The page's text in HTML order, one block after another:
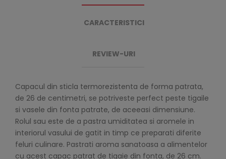
CARACTERISTICI
REVIEW-URI
Capacul din sticla termorezistenta de forma patrata,
de 26 de centimetri, se potriveste perfect peste tigaile
si vasele din fonta patrate, de aceeasi dimensiune.
Rolul sau este de a pastra umiditatea si aromele in
interiorul vasului de gatit in timp ce preparati diferite
feluri culinare. Pastrati aroma sanatoasa a alimentelor
cu acest capac patrat de tigaie din fonta, de 26 cm.